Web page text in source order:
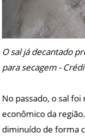
O sal já decantado
para secagem -
No passado, o sal
econômico da
diminuído de forma